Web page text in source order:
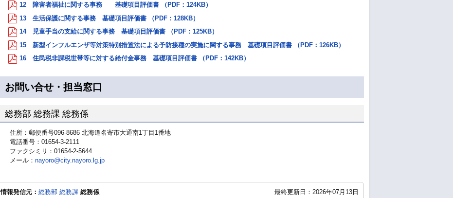
12 障害者福祉に関する事務 基礎項目評価書 （PDF：124KB）
13 生活保護に関する事務 基礎項目評価書 （PDF：128KB）
14 児童手当の支給に関する事務 基礎項目評価書 （PDF：125KB）
15 新型インフルエンザ等対策特別措置法による予防接種の実施に関する事務 基礎項目評価書 （PDF：126KB）
16 住民税非課税世帯等に対する給付金事務 基礎項目評価書 （PDF：142KB）
お問い合せ・担当窓口
総務部 総務課 総務係
住所：郵便番号096-8686 北海道名寄市大通南1丁目1番地
電話番号：01654-3-2111
ファクシミリ：01654-2-5644
メール： nayoro@city.nayoro.lg.jp
最終更新日：2026年07月13日
情報発信元： 総務部 総務課 総務係